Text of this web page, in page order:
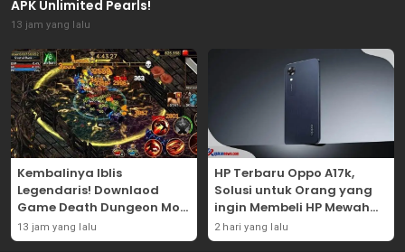
APK Unlimited Pearls!
13 jam yang lalu
Kembalinya Iblis
Legendaris! Downlaod
Game Death Dungeon Mod
APK Dan Mainkan
Sekarang Juga!
13 jam yang lalu
HP Terbaru Oppo A17k,
Solusi untuk Orang yang
ingin Membeli HP Mewah
Tapi Murah!
2 hari yang lalu